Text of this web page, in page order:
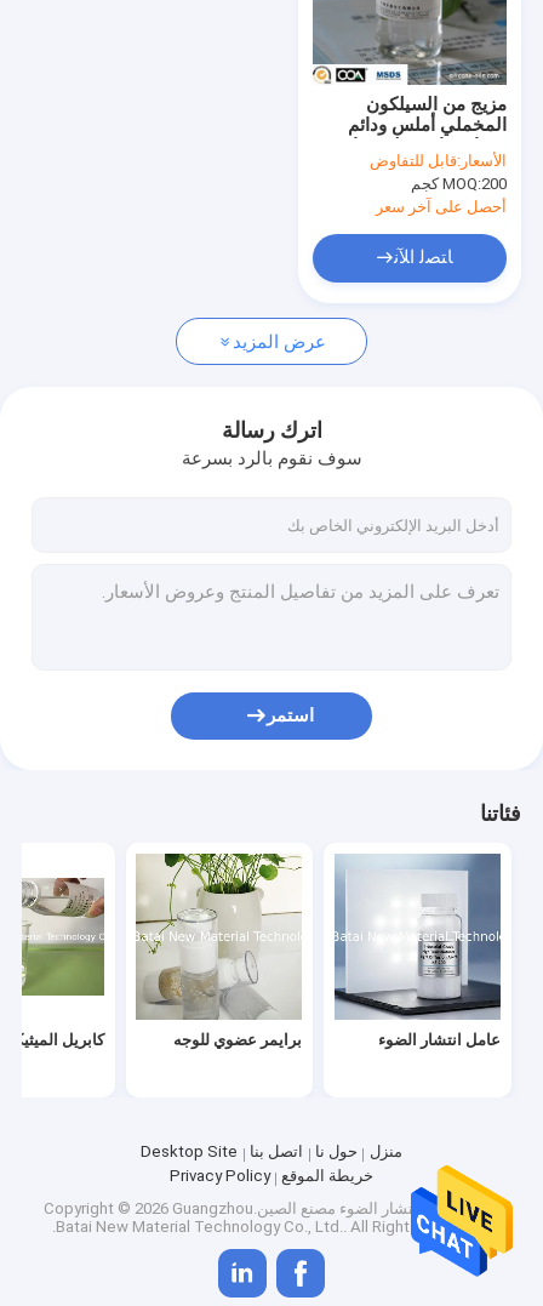
سيليكون متطاير
مستحلب السيليكون
مزيج السيليكون
زيت السيليكون فينيل ميثيل
زيت السيليكون
ثلاثي ميثيل سيلوكسيليكات
مزيج من السيلكون
المخملي أملس ودائم
زيت الشعر
الأسعار:قابل للتفاوض
MOQ:200 كجم
أحصل على آخر سعر
ﺎﺘﺼﻟ ﺍﻶﻧ
عرض المزيد
اترك رسالة
سوف نقوم بالرد بسرعة
استمر
فئاتنا
عامل انتشار الضوء برايمر عضوي للوجه كابريل
منزل حول نا اتصل بنا
Desktop Site
خريطة الموقع
Privacy Policy
جودة عامل انتشار الضوء
مصنع الصين.Copyright © 2026 Guangzhou
Batai New Material Technology Co., Ltd.. All Rights Reserved.